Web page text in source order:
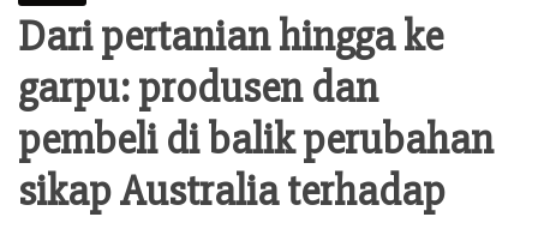
Dari pertanian hingga ke
garpu: produsen dan
pembeli di balik perubahan
sikap Australia terhadap